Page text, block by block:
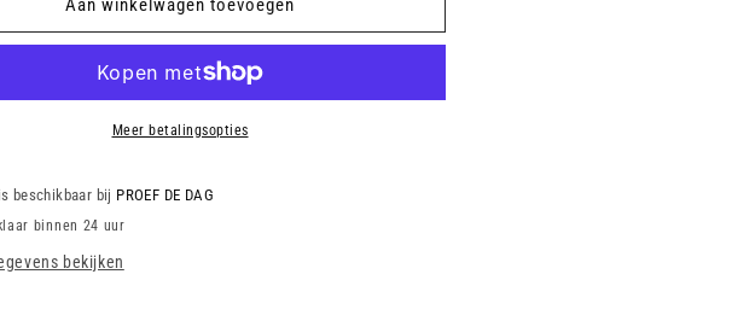
-
Flower
Meer betalingsopties
beschikbaar bij PROEF DE DAG
binnen 24 uur
bekijken